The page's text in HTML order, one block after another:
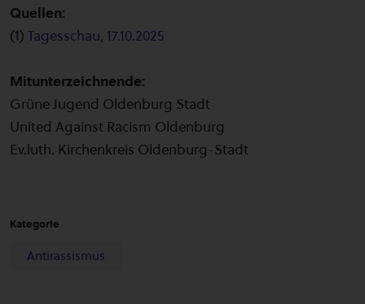
Quellen:
(1) Tagesschau, 17.10.2025
Mitunterzeichnende:
Grüne Jugend Oldenburg Stadt
United Against Racism Oldenburg
Ev.luth. Kirchenkreis Oldenburg-Stadt
Kategorie
Antirassismus